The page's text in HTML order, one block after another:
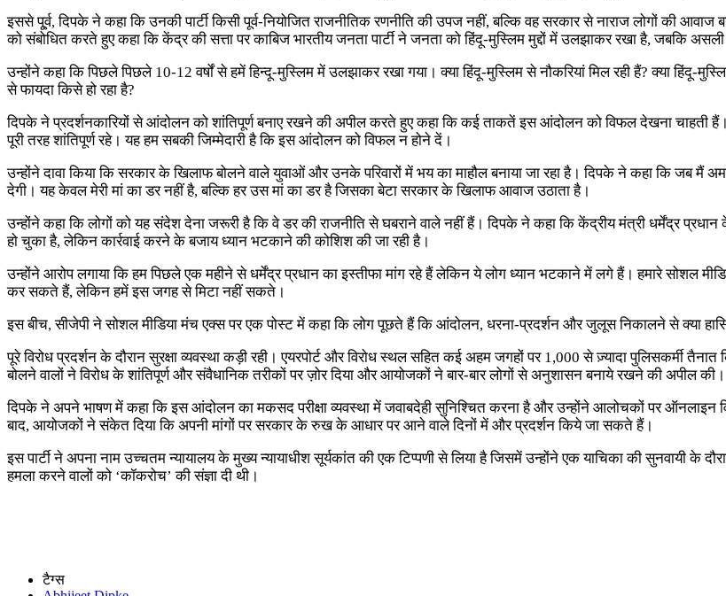
इससे पू्र्व, दिपके ने कहा कि उनकी पार्टी किसी पूर्व-नियोजित राजनीतिक रणनीति की उपज नहीं, बल्कि वह सरकार से नाराज लोगों की
को संबोधित करते हुए कहा कि केंद्र की सत्ता पर काबिज भारतीय जनता पार्टी ने जनता को हिंदू-मुस्लिम मुद्दों में उलझाकर रखा है, जबकि
उन्होंने कहा कि पिछले पिछले 10-12 वर्षों से हमें हिन्दू-मुस्लिम में उलझाकर रखा गया। क्या हिंदू-मुस्लिम से नौकरियां मिल रही हैं? क्या हिंदू-
से फायदा किसे हो रहा है?
दिपके ने प्रदर्शनकारियों से आंदोलन को शांतिपूर्ण बनाए रखने की अपील करते हुए कहा कि कई ताकतें इस आंदोलन को विफल देखना चाहती हैं।
पूरी तरह शांतिपूर्ण रहे। यह हम सबकी जिम्मेदारी है कि इस आंदोलन को विफल न होने दें।
उन्होंने दावा किया कि सरकार के खिलाफ बोलने वाले युवाओं और उनके परिवारों में भय का माहौल बनाया जा रहा है। दिपके ने कहा कि जब मैं
देगी। यह केवल मेरी मां का डर नहीं है, बल्कि हर उस मां का डर है जिसका बेटा सरकार के खिलाफ आवाज उठाता है।
उन्होंने कहा कि लोगों को यह संदेश देना जरूरी है कि वे डर की राजनीति से घबराने वाले नहीं हैं। दिपके ने कहा कि केंद्रीय मंत्री धर्मेंद्र
हो चुका है, लेकिन कार्रवाई करने के बजाय ध्यान भटकाने की कोशिश की जा रही है।
उन्होंने आरोप लगाया कि हम पिछले एक महीने से धर्मेंद्र प्रधान का इस्तीफा मांग रहे हैं लेकिन ये लोग ध्यान भटकाने में लगे हैं। हमारे सोशल
कर सकते हैं, लेकिन हमें इस जगह से मिटा नहीं सकते।
इस बीच, सीजेपी ने सोशल मीडिया मंच एक्स पर एक पोस्ट में कहा कि लोग पूछते हैं कि आंदोलन, धरना-प्रदर्शन और जुलूस निकालने से क्या
पूरे विरोध प्रदर्शन के दौरान सुरक्षा व्यवस्था कड़ी रही। एयरपोर्ट और विरोध स्थल सहित कई अहम जगहों पर 1,000 से ज़्यादा पुलिसकर्मी
बोलने वालों ने विरोध के शांतिपूर्ण और संवैधानिक तरीकों पर ज़ोर दिया और आयोजकों ने बार-बार लोगों से अनुशासन बनाये रखने की अपील की।
दिपके ने अपने भाषण में कहा कि इस आंदोलन का मकसद परीक्षा व्यवस्था में जवाबदेही सुनिश्चित करना है और उन्होंने आलोचकों पर ऑनलाइन
बाद, आयोजकों ने संकेत दिया कि अपनी मांगों पर सरकार के रुख के आधार पर आने वाले दिनों में और प्रदर्शन किये जा सकते हैं।
इस पार्टी ने अपना नाम उच्चतम न्यायालय के मुख्य न्यायाधीश सूर्यकांत की एक टिप्पणी से लिया है जिसमें उन्होंने एक याचिका की सुनवायी के
हमला करने वालों को ‘कॉकरोच’ की संज्ञा दी थी।
टैग्स